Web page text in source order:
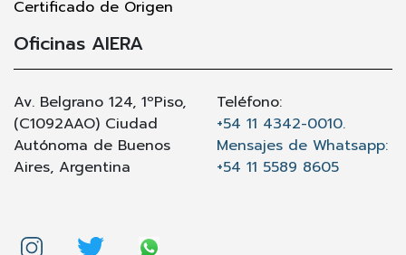
Certificado de Origen
Oficinas AIERA
Av. Belgrano 124, 1ºPiso,
(C1092AAO) Ciudad
Autónoma de Buenos
Aires, Argentina
Teléfono:
+54 11 4342-0010.
Mensajes de Whatsapp:
+54 11 5589 8605